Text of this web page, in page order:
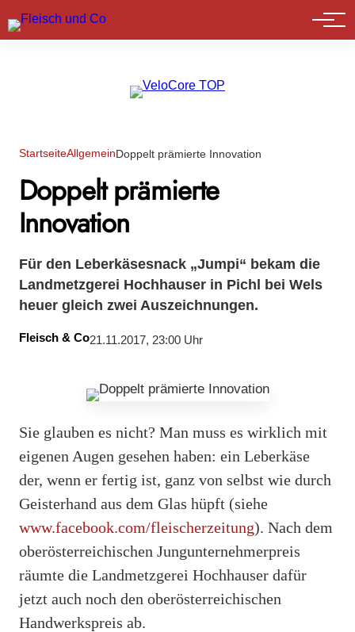
Marktführer
StartseiteAllgemeinDoppelt prämierte Innovation
Doppelt prämierte
Innovation
Für den Leberkäsesnack „Jumpi“ bekam die
Landmetzgerei Hochhauser in Pichl bei Wels
heuer gleich zwei Auszeichnungen.
Fleisch & Co21.11.2017, 23:00 Uhr
Sie glauben es nicht? Man muss es wirklich mit
eigenen Augen gesehen haben: ein Leberkäse
der, wenn er fertig ist, ganz von selbst wie durch
Geisterhand aus dem Glas hüpft (siehe
www.facebook.com/fleischerzeitung). Nach dem
oberösterreichischen Jungunternehmerpreis
räumte die Landmetzgerei Hochhauser dafür
jetzt auch noch den oberösterreichischen
Handwerkspreis ab.